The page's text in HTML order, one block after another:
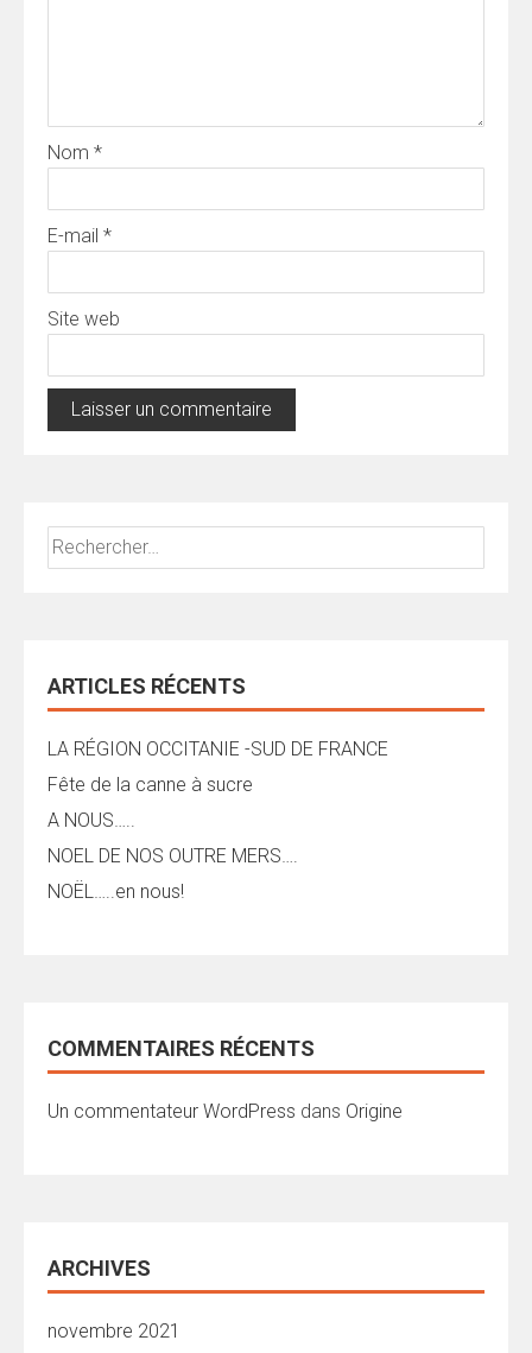
Nom *
E-mail *
Site web
Rechercher :
ARTICLES RÉCENTS
LA RÉGION OCCITANIE -SUD DE FRANCE
Fête de la canne à sucre
A NOUS…..
NOEL DE NOS OUTRE MERS….
NOËL…..en nous!
COMMENTAIRES RÉCENTS
Un commentateur WordPress dans Origine
ARCHIVES
novembre 2021